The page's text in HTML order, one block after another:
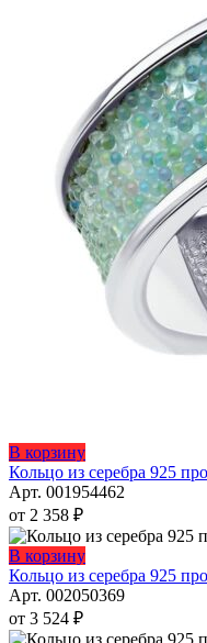
В корзинуЭтот
товар
имеет
вариаций.
Опции
можно
выбрать
странице
Кольцо из серебра 925
Арт. 001954462
от 2 358 ₽
В корзинуЭтот
товар
имеет
вариаций.
Кольцо из серебра 925
Арт. 002050369
от 3 524 ₽